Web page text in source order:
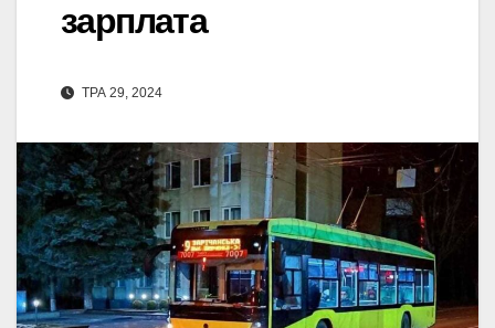
зарплата
ТРА 29, 2024